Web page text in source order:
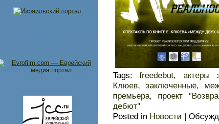
Tags:freedebut, актеры
Клюев, заключенные,
премьера, проект
дебют"
Posted in Новости |